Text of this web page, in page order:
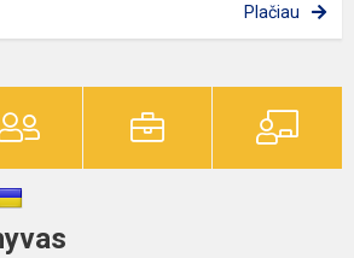
Plačiau